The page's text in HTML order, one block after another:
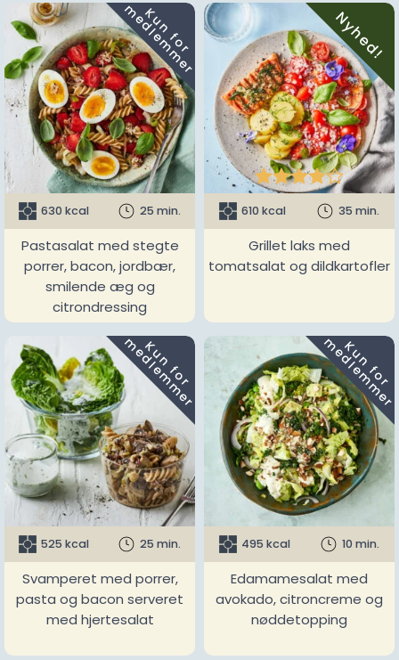
K
u
n
f
o
r
m
e
d
l
e
m
m
e
r
630 kcal 25 min.
Pastasalat med stegte
porrer, bacon, jordbær,
smilende æg og
citrondressing
Nyhed!

610 kcal 35 min.
Grillet laks med
tomatsalat og dildkartofler
K
u
n
f
o
r
m
e
d
l
e
m
m
e
r
525 kcal 25 min.
Svamperet med porrer,
pasta og bacon serveret
med hjertesalat
K
u
n
f
o
r
m
e
d
l
e
m
m
e
r
495 kcal 10 min.
Edamamesalat med
avokado, citroncreme og
nøddetopping